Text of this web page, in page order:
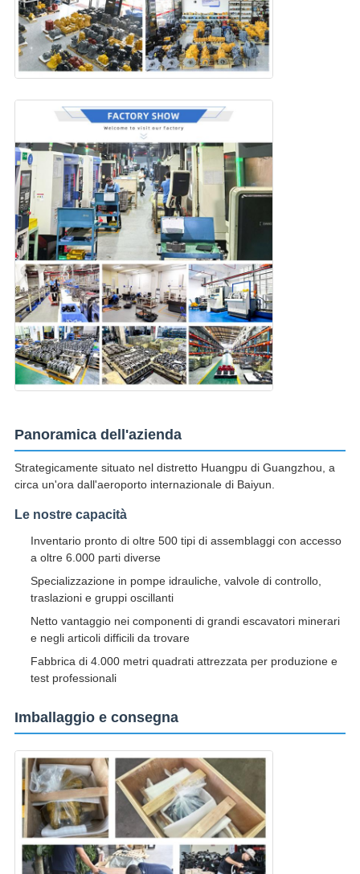
Panoramica dell'azienda
Strategicamente situato nel distretto Huangpu di Guangzhou, a
circa un'ora dall'aeroporto internazionale di Baiyun.
Le nostre capacità
Inventario pronto di oltre 500 tipi di assemblaggi con accesso
a oltre 6.000 parti diverse
Specializzazione in pompe idrauliche, valvole di controllo,
traslazioni e gruppi oscillanti
Netto vantaggio nei componenti di grandi escavatori minerari
e negli articoli difficili da trovare
Fabbrica di 4.000 metri quadrati attrezzata per produzione e
test professionali
Imballaggio e consegna